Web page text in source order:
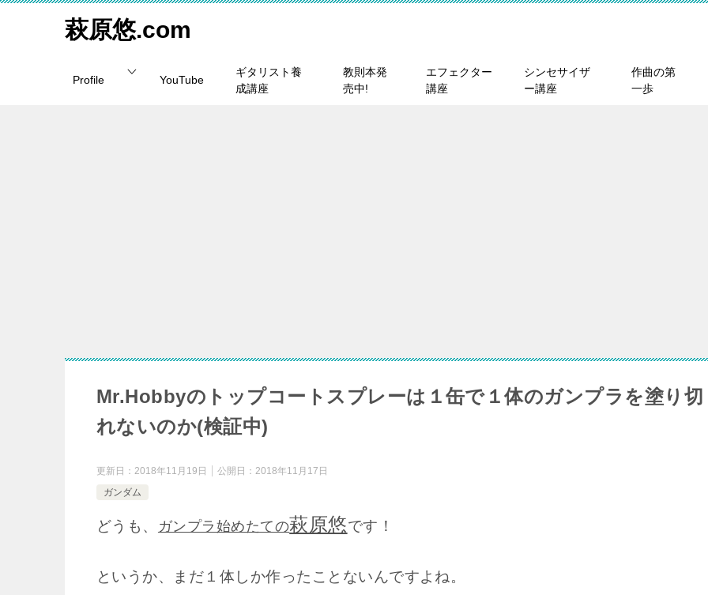
萩原悠.com
Profile YouTube
ギタリスト養
成講座
教則本発
売中!
エフェクター
講座
シンセサイザ
ー講座
作曲の第
一歩
Mr.Hobbyのトップコートスプレーは１缶で１体のガンプラを塗り切
れないのか(検証中)
更新日： 2018年11月19日 公開日： 2018年11月17日
ガンダム
どうも、 ガンプラ始めたての萩原悠です！
というか、まだ１体しか作ったことないんですよね。